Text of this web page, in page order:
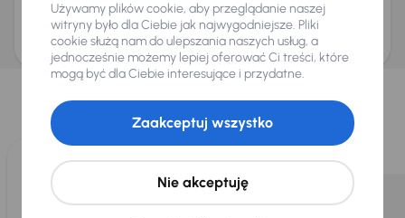
ani zagwarantowaną dostępnością pojazdu. AURES Holdings a.s., z siedzibą
Dopraváků 874/15, Čimice, 184 00 Praga 8, będzie przechowywać i przetwarzać
Twoje dane osobowe zgodnie z zasadami ochrony i przetwarzaniadanych
osobowych.
Wybraliśmy dla Ciebie
Wybieramy dla Ciebie
z naszej oferty. Kupimy
dla Ciebiedo 400 pojazdówkażdego dnia.
Używamy plików cookie, aby przeglądanie naszej
witryny było dla Ciebie jak najwygodniejsze. Pliki
cookie służą nam do ulepszania naszych usług, a
jednocześnie możemy lepiej oferować Ci treści, które
mogą być dla Ciebie interesujące i przydatne.
Nie akceptuję
Zaakceptuj wszystko